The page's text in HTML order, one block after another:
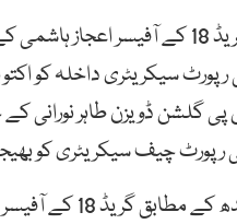
اسی طرح گریڈ 18 کے آفیسر اعجاز
گلشن ڈویزن طاہر نورانی
رپورٹ چیف سیکریٹری کو
آئی جی سندھ کے